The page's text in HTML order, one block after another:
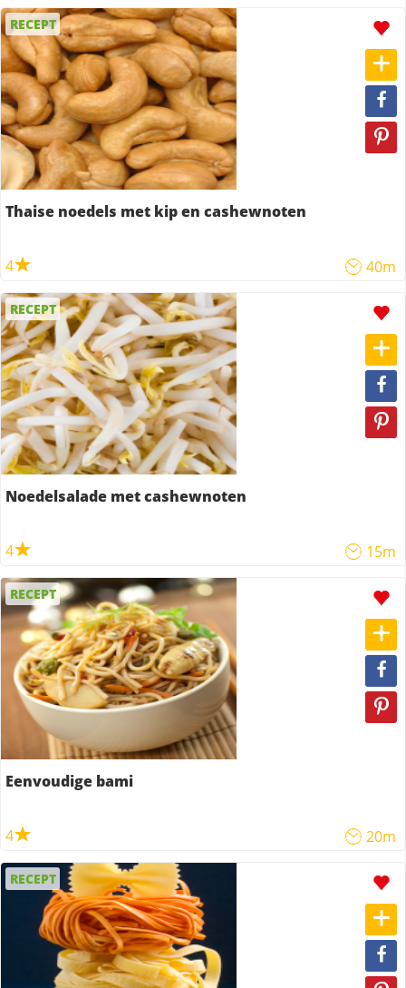
RECEPT
Thaise noedels met kip en cashewnoten
4 40m
RECEPT
Noedelsalade met cashewnoten
4 15m
RECEPT
Eenvoudige bami
4 20m
RECEPT